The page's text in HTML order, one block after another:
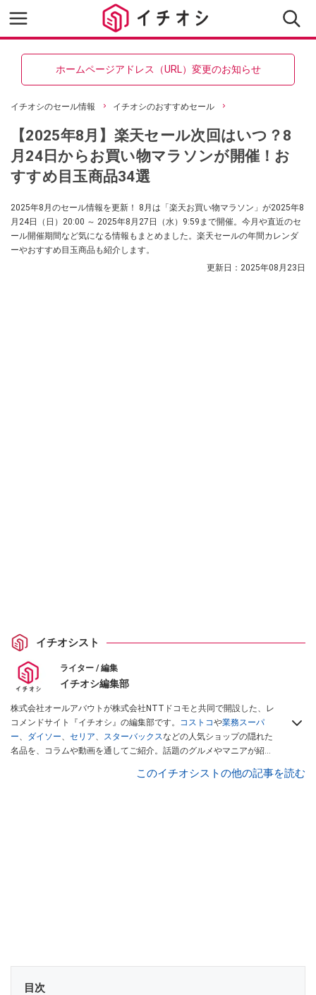
ホームページアドレス（URL）変更のお知らせ
イチオシのセール情報 イチオシのおすすめセール
【2025年8月】楽天セール次回はいつ？8
月24日からお買い物マラソンが開催！お
すすめ目玉商品34選
2025年8月のセール情報を更新！ 8月は「楽天お買い物マラソン」が2025年8
月24日（日）20:00 ～ 2025年8月27日（水）9:59まで開催。今月や直近のセ
ール開催期間など気になる情報もまとめました。楽天セールの年間カレンダ
ーやおすすめ目玉商品も紹介します。
更新日： 2025年08月23日
イチオシスト
ライター / 編集
イチオシ編集部
株式会社オールアバウトが株式会社NTTドコモと共同で開設した、レ
コメンドサイト『イチオシ』の編集部です。 コストコや業務スーパ
ー、 ダイソー、 セリア、 スターバックスなどの人気ショップの隠れた
名品を、コラムや動画を通してご紹介。話題のグルメやマニアが紹介
インフルエンサーが実際に使用してレビューしています。毎日トレン
このイチオシストの他の記事を読む
目次